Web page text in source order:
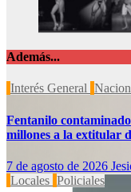
Además...
Interés General
Fentanilo
millones a la extitular
7 de agosto de 2026
Locales Policiales